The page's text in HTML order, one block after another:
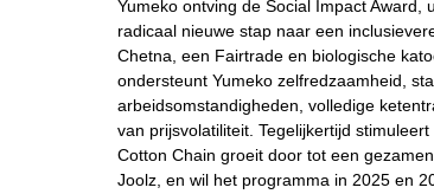
Yumeko ontving de Social Impact
radicaal nieuwe stap naar een
Chetna, een Fairtrade en biologische
ondersteunt Yumeko zelfredzaamheid,
arbeidsomstandigheden, volledige
van prijsvolatiliteit. Tegelijkertijd
Cotton Chain groeit door tot een
Joolz, en wil het programma in 2025 en